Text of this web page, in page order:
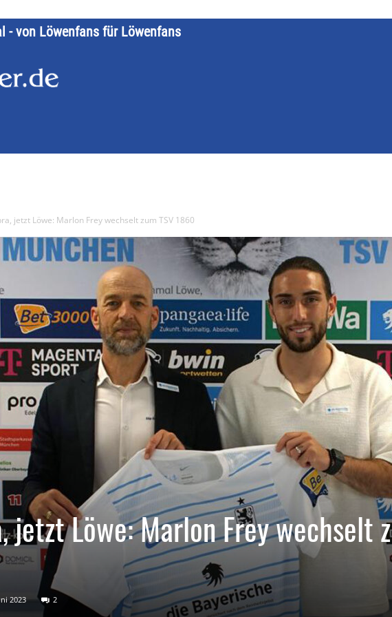
- von Löwenfans für Löwenfans
jetzt Löwe: Marlon Frey wechselt zum TSV 1860
jetzt Löwe: Marlon Frey wechselt
2023 2